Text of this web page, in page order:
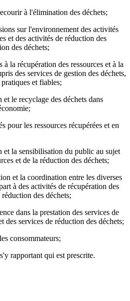
à l'élimination des déchets;
sur l'environnement des activités
et des activités de réduction des
des déchets;
la récupération des ressources et à la
des services de gestion des déchets,
et fiables;
le recyclage des déchets dans
les ressources récupérées et en
la sensibilisation du public au sujet
et de la réduction des déchets;
et la coordination entre les diverses
à des activités de récupération des
des déchets;
dans la prestation des services de
des services de réduction des déchets;
consommateurs;
rapportant qui est prescrite.